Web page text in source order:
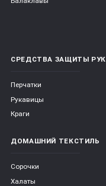
СРЕДСТВА ЗАЩИТЫ РУК
Перчатки
Рукавицы
Краги
ДОМАШНИЙ ТЕКСТИЛЬ
Сорочки
Халаты